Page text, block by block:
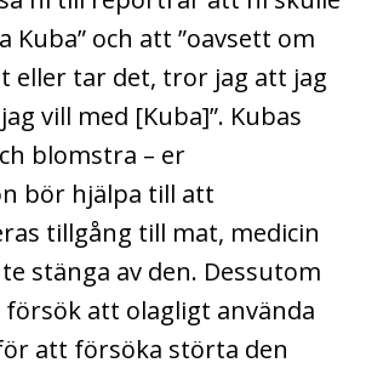
Kuba” och att ”oavsett om
eller tar det, tror jag att jag
vill med [Kuba]”. Kubas
blomstra – er
bör hjälpa till att
tillgång till mat, medicin
stänga av den. Dessutom
att olagligt använda
att försöka störta den